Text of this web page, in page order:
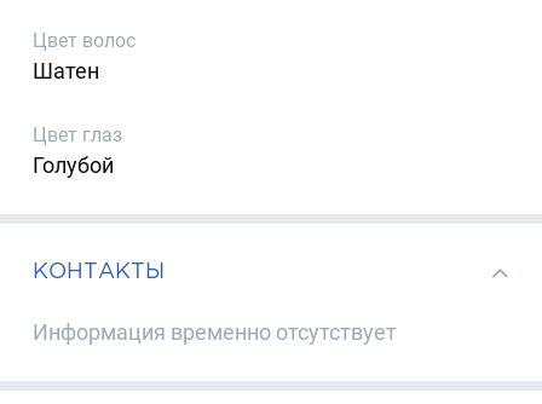
Цвет волос
Шатен
Цвет глаз
Голубой
КОНТАКТЫ
Информация временно отсутствует